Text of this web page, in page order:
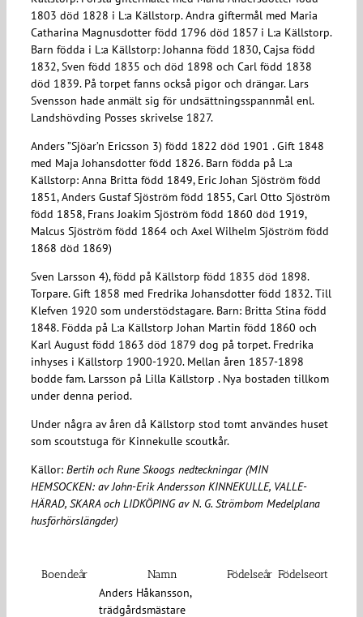
1803 död 1828 i L:a Källstorp. Andra giftermål med Maria
Catharina Magnusdotter född 1796 död 1857 i L:a Källstorp.
Barn födda i L:a Källstorp: Johanna född 1830, Cajsa född
1832, Sven född 1835 och död 1898 och Carl född 1838
död 1839. På torpet fanns också pigor och drängar. Lars
Svensson hade anmält sig för undsättningsspannmål enl.
Landshövding Posses skrivelse 1827.
Anders ”Sjöar’n Ericsson 3) född 1822 död 1901 . Gift 1848
med Maja Johansdotter född 1826. Barn födda på L:a
Källstorp: Anna Britta född 1849, Eric Johan Sjöström född
1851, Anders Gustaf Sjöström född 1855, Carl Otto Sjöström
född 1858, Frans Joakim Sjöström född 1860 död 1919,
Malcus Sjöström född 1864 och Axel Wilhelm Sjöström född
1868 död 1869)
Sven Larsson 4), född på Källstorp född 1835 död 1898.
Torpare. Gift 1858 med Fredrika Johansdotter född 1832. Till
Klefven 1920 som understödstagare. Barn: Britta Stina född
1848. Födda på L:a Källstorp Johan Martin född 1860 och
Karl August född 1863 död 1879 dog på torpet. Fredrika
inhyses i Källstorp 1900-1920. Mellan åren 1857-1898
bodde fam. Larsson på Lilla Källstorp . Nya bostaden tillkom
under denna period.
Under några av åren då Källstorp stod tomt användes huset
som scoutstuga för Kinnekulle scoutkår.
Källor: Bertih och Rune Skoogs nedteckningar (MIN
HEMSOCKEN: av John-Erik Andersson KINNEKULLE, VALLE-
HÄRAD, SKARA och LIDKÖPING av N. G. Strömbom Medelplana
husförhörslängder)
Boendeår Namn Födelseår Födelseort
Anders Håkansson,
trädgårdsmästare